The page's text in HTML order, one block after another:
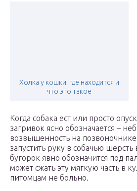
Холка у кошки: где находится и
что это такое
Когда собака ест или просто
загривок ясно обозначается –
возвышенность на
запустить руку в собачью шерсть
бугорок явно обозначится под
может сжать эту мягкую часть в
питомцам не больно.